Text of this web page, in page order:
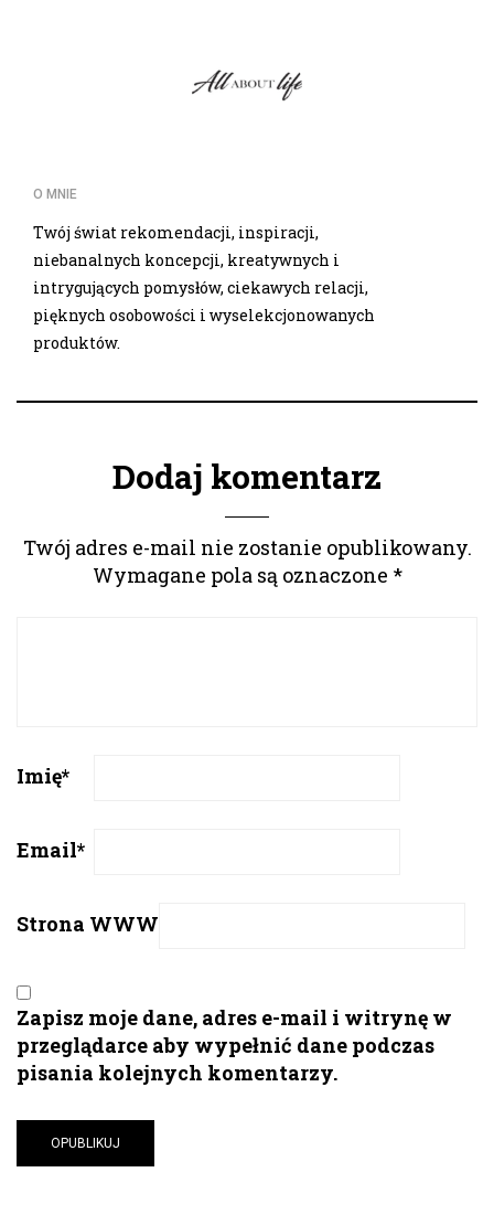
O MNIE
Twój świat rekomendacji, inspiracji,
niebanalnych koncepcji, kreatywnych i
intrygujących pomysłów, ciekawych relacji,
pięknych osobowości i wyselekcjonowanych
produktów.
Dodaj komentarz
Twój adres e-mail nie zostanie opublikowany.
Wymagane pola są oznaczone *
Imię*
Email*
Strona WWW
Zapisz moje dane, adres e-mail i witrynę w
przeglądarce aby wypełnić dane podczas
pisania kolejnych komentarzy.